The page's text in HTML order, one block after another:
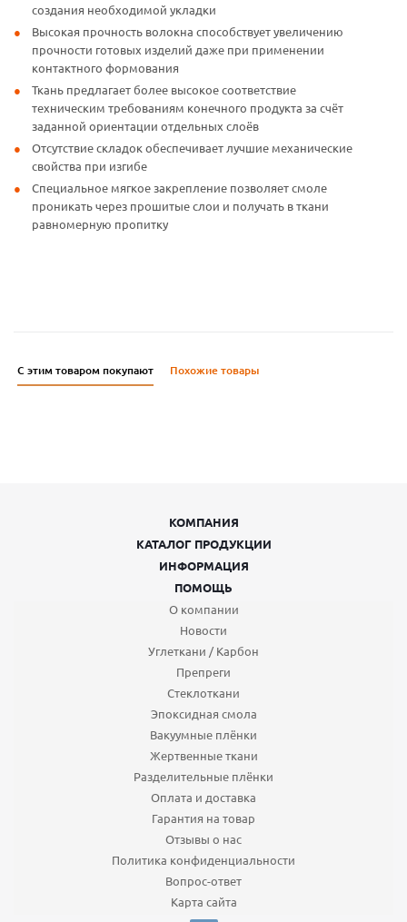
создания необходимой укладки
Высокая прочность волокна способствует увеличению
прочности готовых изделий даже при применении
контактного формования
Ткань предлагает более высокое соответствие
техническим требованиям конечного продукта за счёт
заданной ориентации отдельных слоёв
Отсутствие складок обеспечивает лучшие механические
свойства при изгибе
Специальное мягкое закрепление позволяет смоле
проникать через прошитые слои и получать в ткани
равномерную пропитку
С этим товаром покупают Похожие товары
КОМПАНИЯ
КАТАЛОГ ПРОДУКЦИИ
ИНФОРМАЦИЯ
ПОМОЩЬ
О компании
Новости
Углеткани / Карбон
Препреги
Стеклоткани
Эпоксидная смола
Вакуумные плёнки
Жертвенные ткани
Разделительные плёнки
Оплата и доставка
Гарантия на товар
Отзывы о нас
Политика конфиденциальности
Вопрос-ответ
Карта сайта